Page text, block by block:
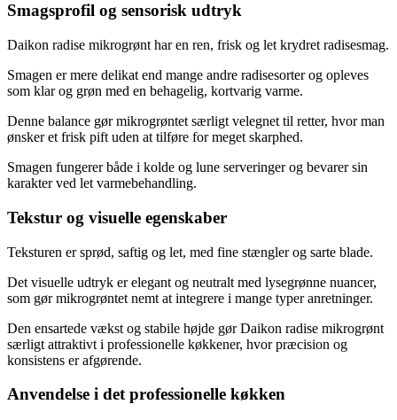
Smagsprofil og sensorisk udtryk
Daikon radise mikrogrønt har en ren, frisk og let krydret radisesmag.
Smagen er mere delikat end mange andre radisesorter og opleves
som klar og grøn med en behagelig, kortvarig varme.
Denne balance gør mikrogrøntet særligt velegnet til retter, hvor man
ønsker et frisk pift uden at tilføre for meget skarphed.
Smagen fungerer både i kolde og lune serveringer og bevarer sin
karakter ved let varmebehandling.
Tekstur og visuelle egenskaber
Teksturen er sprød, saftig og let, med fine stængler og sarte blade.
Det visuelle udtryk er elegant og neutralt med lysegrønne nuancer,
som gør mikrogrøntet nemt at integrere i mange typer anretninger.
Den ensartede vækst og stabile højde gør Daikon radise mikrogrønt
særligt attraktivt i professionelle køkkener, hvor præcision og
konsistens er afgørende.
Anvendelse i det professionelle køkken